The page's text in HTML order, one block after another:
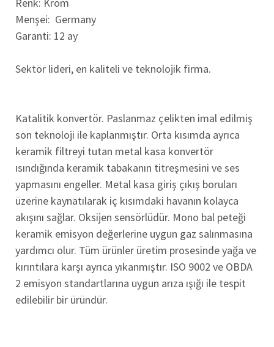
Menşei: Germany
Garanti: 12 ay
Sektör lideri, en kaliteli ve teknolojik firma.
Katalitik konvertör. Paslanmaz çelikten imal edilmiş
son teknoloji ile kaplanmıştır. Orta kısımda ayrıca
keramik filtreyi tutan metal kasa konvertör
ısındığında keramik tabakanın titreşmesini ve ses
yapmasını engeller. Metal kasa giriş çıkış boruları
üzerine kaynatılarak iç kısımdaki havanın kolayca
akışını sağlar. Oksijen sensörlüdür. Mono bal peteği
keramik emisyon değerlerine uygun gaz salınmasına
yardımcı olur. Tüm ürünler üretim prosesinde yağa ve
kırıntılara karşı ayrıca yıkanmıştır. ISO 9002 ve OBDA
2 emisyon standartlarına uygun arıza ışığı ile tespit
edilebilir bir üründür.